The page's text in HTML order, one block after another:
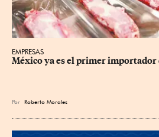
EMPRESAS
México ya es el primer importador
Por Roberto Morales